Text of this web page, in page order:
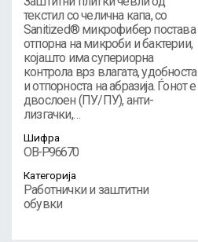
текстил со челична капа, со
Sanitized® микрофибер постава
отпорна на микроби и бактерии,
којашто има супериорна
контрола врз влагата, удобноста
и отпорноста на абразија. Ѓонот е
двослоен (ПУ/ПУ), анти-
лизгачки,…
Шифра
OB-P96670
Категорија
Работнички и заштитни
обувки